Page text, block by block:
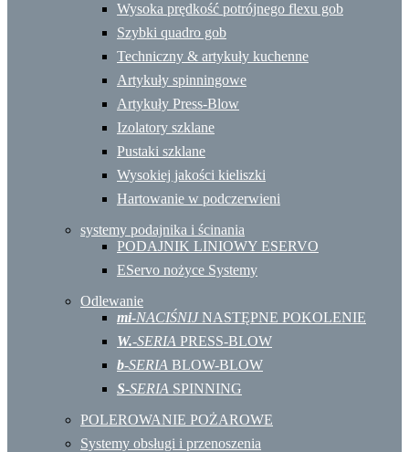
Wysoka prędkość potrójnego flexu gob
Szybki quadro gob
Techniczny & artykuły kuchenne
Artykuły spinningowe
Artykuły Press-Blow
Izolatory szklane
Pustaki szklane
Wysokiej jakości kieliszki
Hartowanie w podczerwieni
systemy podajnika i ścinania
PODAJNIK LINIOWY ESERVO
EServo nożyce Systemy
Odlewanie
mi-NACIŚNIJNASTĘPNE POKOLENIE
W.-SERIA PRESS-BLOW
b-SERIA BLOW-BLOW
S-SERIA SPINNING
POLEROWANIE POŻAROWE
Systemy obsługi i przenoszenia